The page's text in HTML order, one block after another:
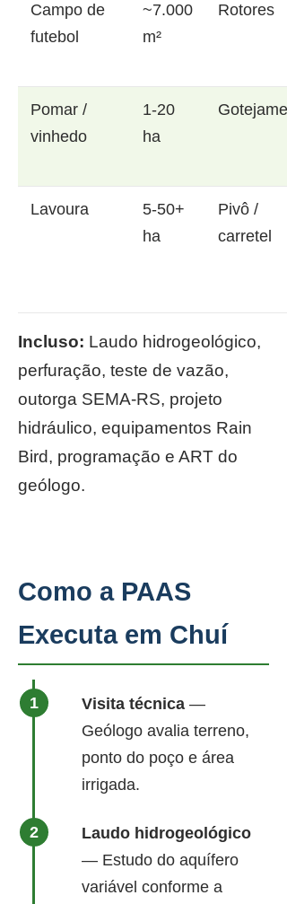
Campo de
futebol
~7.000
m²
Rotores
Pomar /
vinhedo
1-20
ha
Lavoura
5-50+
ha
Pivô /
carretel
Incluso: Laudo hidrogeológico,
perfuração, teste de vazão,
outorga SEMA-RS, projeto
hidráulico, equipamentos Rain
Bird, programação e ART do
geólogo.
Como a PAAS
Executa em Chuí
Visita técnica —
Geólogo avalia terreno,
ponto do poço e área
irrigada.
Laudo hidrogeológico
— Estudo do aquífero
variável conforme a